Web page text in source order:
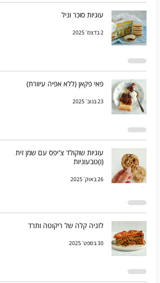
עוגיות סוכר וניל
2 בדצמ׳ 2025
פאי פקאן (ללא אפיה עיוורת)
23 בנוב׳ 2025
עוגיות שוקולד צ'יפס עם שמן זית
(ו)טבעוניות
26 באוק׳ 2025
לזניה קלה של ריקוטה ותרד
30 בספט׳ 2025